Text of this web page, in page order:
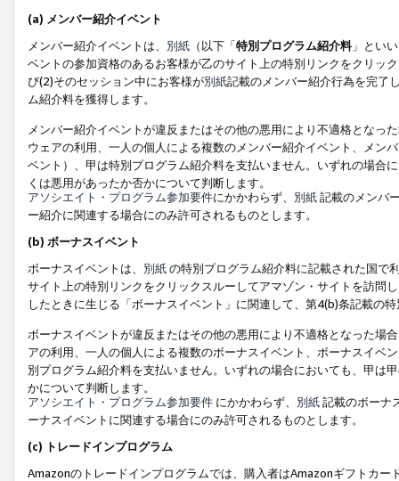
(a) メンバー紹介イベント
メンバー紹介イベントは、 別紙 （以下「特別プログラム紹介料」とい
ベントの参加資格のあるお客様が乙のサイト上の特別リンクをクリッ
び(2)そのセッション中にお客様が別紙記載のメンバー紹介行為を完了
ム紹介料を獲得します。
メンバー紹介イベントが違反またはその他の悪用により不適格となっ
ウェアの利用、一人の個人による複数のメンバー紹介イベント、メン
ベント）、甲は特別プログラム紹介料を支払いません。いずれの場合
くは悪用があったか否かについて判断します。
アソシエイト・プログラム参加要件にかかわらず、 別紙記載のメンバ
ー紹介に関連する場合にのみ許可されるものとします。
(b) ボーナスイベント
ボーナスイベントは、 別紙の特別プログラム紹介料に記載された国で
サイト上の特別リンクをクリックスルーしてアマゾン・サイトを訪問
したときに生じる「ボーナスイベント」に関連して、第4(b)条記載の
ボーナスイベントが違反またはその他の悪用により不適格となった場
アの利用、一人の個人による複数のボーナスイベント、ボーナスイベ
別プログラム紹介料を支払いません。いずれの場合においても、甲は
かについて判断します。
アソシエイト・プログラム参加要件 にかかわらず、 別紙記載のボーナ
ーナスイベントに関連する場合にのみ許可されるものとします。
(c) トレードインプログラム
Amazonのトレードインプログラムでは、購入者はAmazonギフトカ